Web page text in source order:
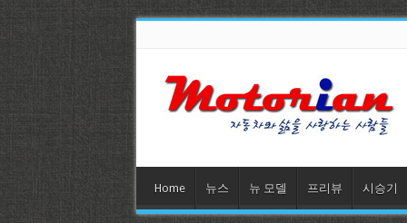
Home 뉴스 뉴 모델 프리뷰 시승기